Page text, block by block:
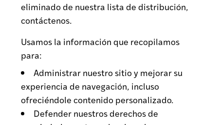
eliminado de nuestra lista de distribución,
contáctenos.
Usamos la información que recopilamos
para:
Administrar nuestro sitio y mejorar su
experiencia de navegación, incluso
ofreciéndole contenido personalizado.
Defender nuestros derechos de